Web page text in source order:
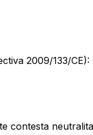
2009/133/CE):
contesta